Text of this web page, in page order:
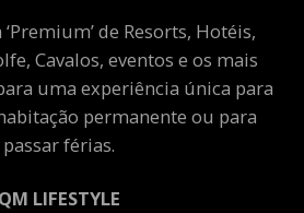
de Resorts, Hotéis,
Cavalos, eventos e os mais
uma experiência única para
permanente ou para
passar férias.
QM LIFESTYLE